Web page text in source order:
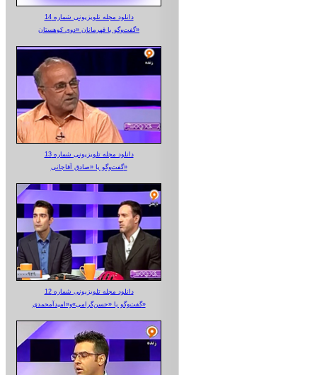
دانلود مجله تلویزیونی شماره 14
گفت‌وگو با قهرمانان «دوی کوهستان»
دانلود مجله تلویزیونی شماره 13
گفت‌وگو با «صادق آقاجانی»
دانلود مجله تلویزیونی شماره 12
گفت‌وگو با «حسن‌گرامی»و«امیدآمحمدی»